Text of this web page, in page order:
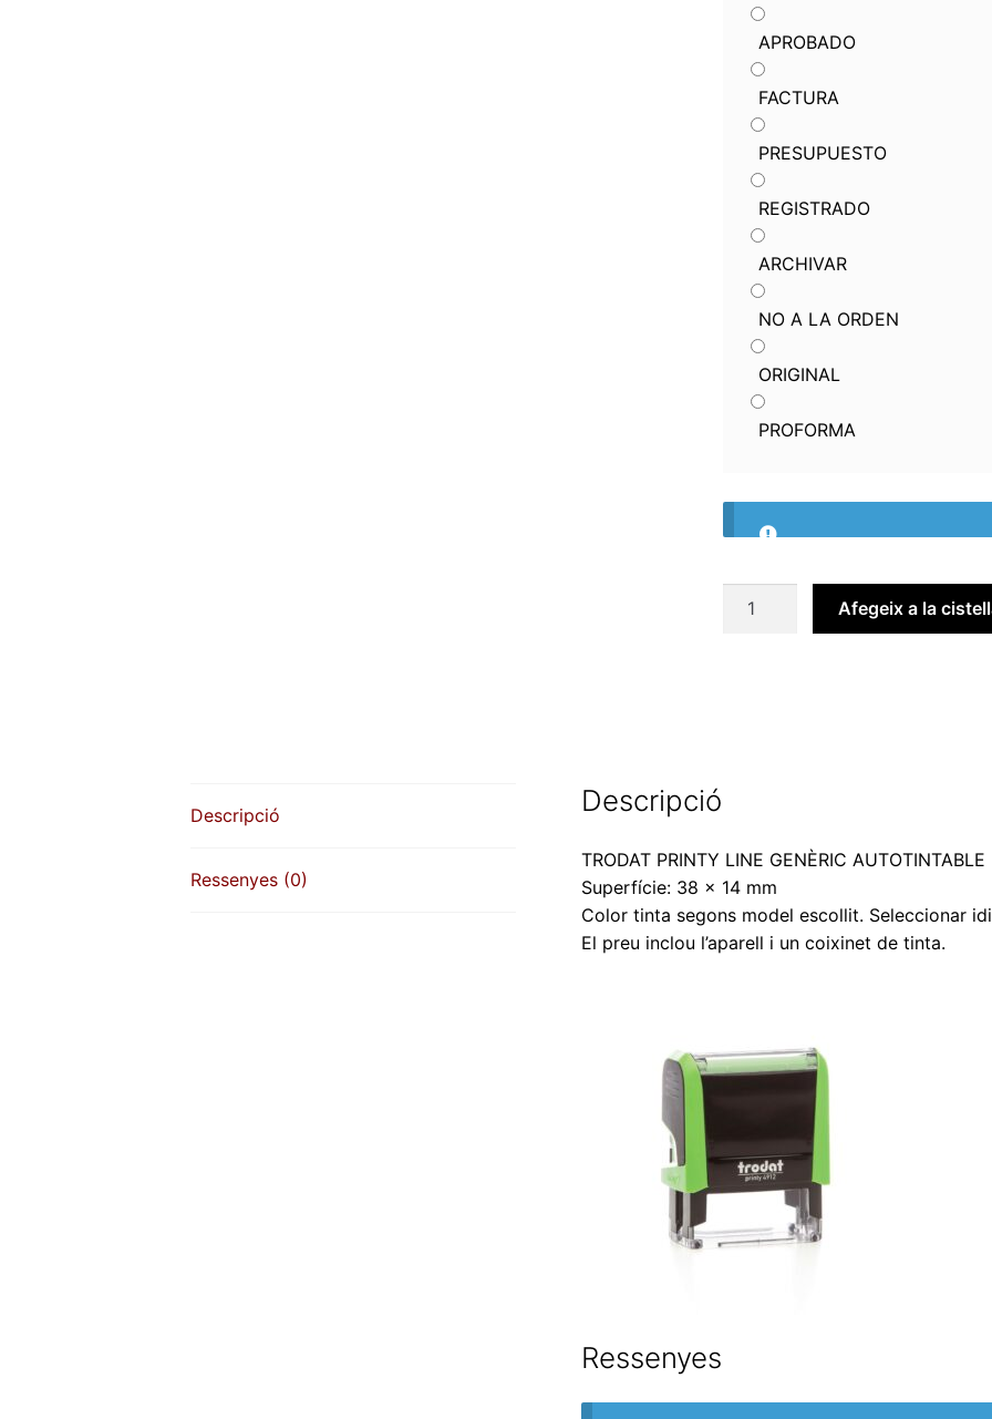
APROBADO
FACTURA
PRESUPUESTO
REGISTRADO
ARCHIVAR
NO A LA ORDEN
ORIGINAL
PROFORMA
quantitat
Afegeix a la
Descripció
Ressenyes (0)
Descripció
TRODAT PRINTY LINE GENÈRIC
Superfície: 38 x 14 mm
Color tinta segons model escollit. Seleccionar
El preu inclou l’aparell i un coixinet de tinta.
Ressenyes